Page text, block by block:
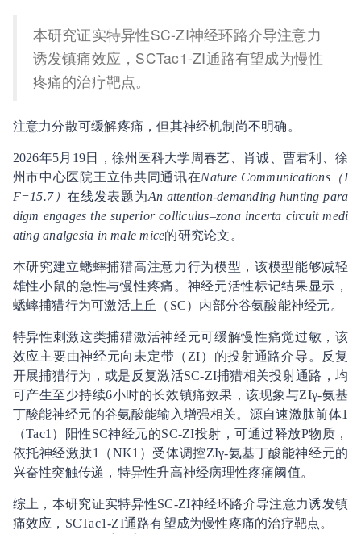
本研究证实特异性SC-ZI神经环路介导注意力
诱发镇痛效应，SCTac1-ZI通路有望成为慢性
疼痛的治疗靶点。
注意力分散可缓解疼痛，但其神经机制尚不明确。
2026年5月19日，徐州医科大学周春艺、肖诚、曹君利、徐
州市中心医院王立伟共同通讯在Nature Communications（I
F=15.7）在线发表题为An attention-demanding hunting para
digm engages the superior colliculus–zona incerta circuit medi
ating analgesia in male mice的研究论文。
本研究建立蟋蟀捕猎高注意力行为模型，该模型能够减轻
雄性小鼠的急性与慢性疼痛。神经元活性标记结果显示，
蟋蟀捕猎行为可激活上丘（SC）内部分谷氨酸能神经元。
特异性刺激这类捕猎激活神经元可缓解慢性痛觉过敏，该
效应主要由神经元向未定带（ZI）的投射通路介导。反复
开展捕猎行为，或是反复激活SC-ZI捕猎相关投射通路，均
可产生至少持续6小时的长效镇痛效果，该现象与ZIγ-氨基
丁酸能神经元的谷氨酸能输入增强相关。源自速激肽前体1
（Tac1）阳性SC神经元的SC-ZI投射，可通过释放P物质，
依托神经激肽1（NK1）受体调控ZIγ-氨基丁酸能神经元的
兴奋性突触传递，特异性升高神经病理性疼痛阈值。
综上，本研究证实特异性SC-ZI神经环路介导注意力诱发镇
痛效应，SCTac1-ZI通路有望成为慢性疼痛的治疗靶点。